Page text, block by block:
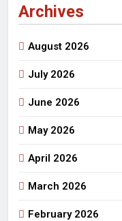
Archives
August 2026
July 2026
June 2026
May 2026
April 2026
March 2026
February 2026